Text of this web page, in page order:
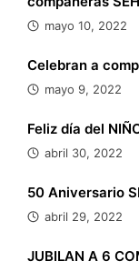
mayo 10, 2022
Celebran a
mayo 9, 2022
Feliz día del
abril 30, 2022
50 Aniversario
abril 29, 2022
JUBILAN A 6